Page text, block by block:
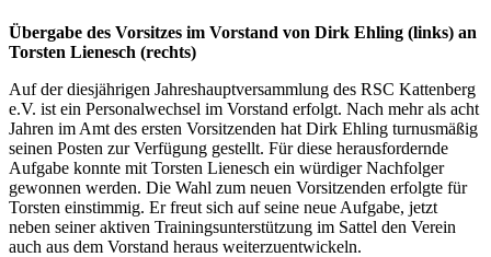
Übergabe des Vorsitzes im Vorstand von Dirk Ehling (links) an
Torsten Lienesch (rechts)
Auf der diesjährigen Jahreshauptversammlung des RSC Kattenberg
e.V. ist ein Personalwechsel im Vorstand erfolgt. Nach mehr als acht
Jahren im Amt des ersten Vorsitzenden hat Dirk Ehling turnusmäßig
seinen Posten zur Verfügung gestellt. Für diese herausfordernde
Aufgabe konnte mit Torsten Lienesch ein würdiger Nachfolger
gewonnen werden. Die Wahl zum neuen Vorsitzenden erfolgte für
Torsten einstimmig. Er freut sich auf seine neue Aufgabe, jetzt
neben seiner aktiven Trainingsunterstützung im Sattel den Verein
auch aus dem Vorstand heraus weiterzuentwickeln.